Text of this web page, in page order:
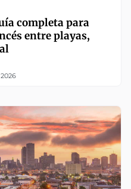
completa para
entre playas,